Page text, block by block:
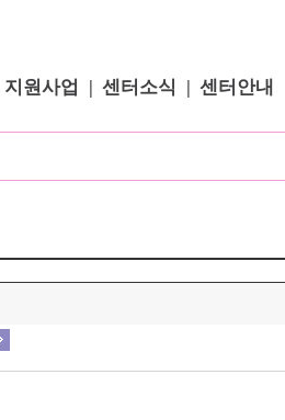
지원사업 센터소식 센터안내